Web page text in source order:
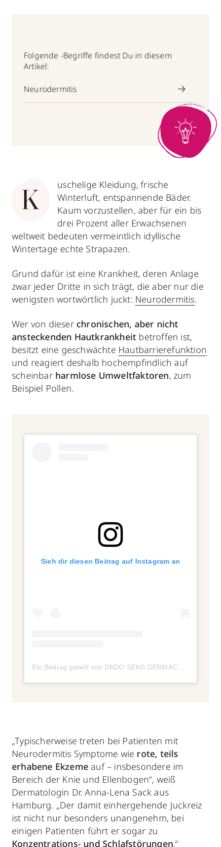
Folgende -Begriffe findest Du in diesem
Artikel:
Neurodermitis
K
uschelige Kleidung, frische
Winterluft, entspannende Bäder.
Kaum vorzustellen, aber für ein bis
drei Prozent aller Erwachsenen
weltweit bedeuten vermeintlich idyllische
Wintertage echte Strapazen.
Grund dafür ist eine Krankheit, deren Anlage
zwar jeder Dritte in sich trägt, die aber nur die
wenigsten wortwörtlich juckt: Neurodermitis.
Wer von dieser chronischen, aber nicht
ansteckenden Hautkrankheit betroffen ist,
besitzt eine geschwächte Hautbarrierefunktion
und reagiert deshalb hochempfindlich auf
scheinbar harmlose Umweltfaktoren, zum
Beispiel Pollen.
Sieh dir diesen Beitrag auf Instagram an
„Typischerweise treten bei Patienten mit
Neurodermitis Symptome wie rote, teils
erhabene Ekzeme auf – insbesondere im
Bereich der Knie und Ellenbogen“, weiß
Dermatologin Dr. Anna-Lena Sack aus
Hamburg. „Der damit einhergehende Juckreiz
ist nicht nur besonders unangenehm, bei
einigen Patienten führt er sogar zu
Konzentrations- und Schlafstörungen.“